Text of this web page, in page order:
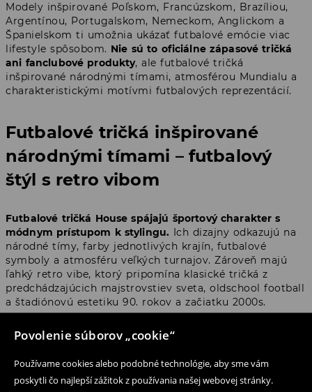
Povolenie súborov „cookie“
Používame cookies alebo podobné technológie, aby sme vám
poskytli čo najlepší zážitok z používania našej webovej stránky.
Modely inšpirované Poľskom, Francúzskom, Brazíliou,
Argentínou, Portugalskom, Nemeckom, Anglickom a
Španielskom ti umožnia ukázať futbalové emócie viac
lifestyle spôsobom. Nie sú to oficiálne zápasové tričká
ani fanclubové produkty, ale futbalové tričká
inšpirované národnými tímami, atmosférou Mundialu a
charakteristickými motívmi futbalových reprezentácií.
Futbalové tričká inšpirované
národnými tímami – futbalový
štýl s retro vibom
Futbalové tričká House spájajú športový charakter s
módnym prístupom k stylingu. Ich dizajny odkazujú na
národné tímy, farby jednotlivých krajín, futbalové
symboly a atmosféru veľkých turnajov. Zároveň majú
ľahký retro vibe, ktorý pripomína klasické tričká z
predchádzajúcich majstrovstiev sveta, oldschool football
a štadiónovú estetiku 90. rokov a začiatku 2000s.
Futbalové tričká House možno najlepšie opísať ako
históriou futbalu, ale navrhnuté tak, aby zapadli do
aktuálnych streetwearových trendov. Práve preto dobre
vyzerajú s džínsami, širokými nohavicami, teniskami,